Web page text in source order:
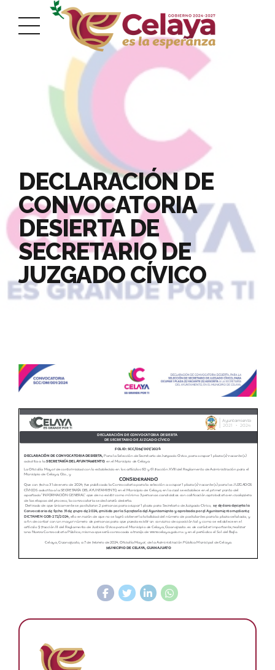
DECLARACIÓN DE
CONVOCATORIA
DESIERTA DE
SECRETARIO DE
JUZGADO CÍVICO